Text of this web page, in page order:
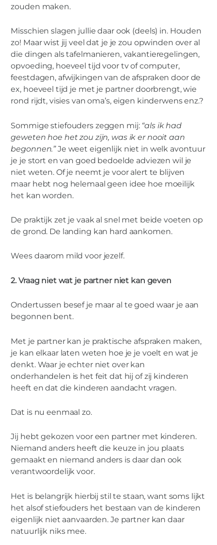
zouden maken.
Misschien slagen jullie daar ook (deels) in. Houden
zo! Maar wist jij veel dat je je zou opwinden over al
die dingen als tafelmanieren, vakantieregelingen,
opvoeding, hoeveel tijd voor tv of computer,
feestdagen, afwijkingen van de afspraken door de
ex, hoeveel tijd je met je partner doorbrengt, wie
rond rijdt, visies van oma’s, eigen kinderwens enz.?
Sommige stiefouders zeggen mij: “als ik had
geweten hoe het zou zijn, was ik er nooit aan
begonnen.”Je weet eigenlijk niet in welk avontuur
je je stort en van goed bedoelde adviezen wil je
niet weten. Of je neemt je voor alert te blijven
maar hebt nog helemaal geen idee hoe moeilijk
het kan worden.
De praktijk zet je vaak al snel met beide voeten op
de grond. De landing kan hard aankomen.
Wees daarom mild voor jezelf.
2. Vraag niet wat je partner niet kan geven
Ondertussen besef je maar al te goed waar je aan
begonnen bent.
Met je partner kan je praktische afspraken maken,
je kan elkaar laten weten hoe je je voelt en wat je
denkt. Waar je echter niet over kan
onderhandelen is het feit dat hij of zij kinderen
heeft en dat die kinderen aandacht vragen.
Dat is nu eenmaal zo.
Jij hebt gekozen voor een partner met kinderen.
Niemand anders heeft die keuze in jou plaats
gemaakt en niemand anders is daar dan ook
verantwoordelijk voor.
Het is belangrijk hierbij stil te staan, want soms lijkt
het alsof stiefouders het bestaan van de kinderen
eigenlijk niet aanvaarden. Je partner kan daar
natuurlijk niks mee.